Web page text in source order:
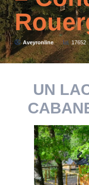
Aveyronline 17652
UN